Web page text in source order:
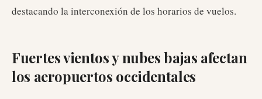
destacando la interconexión de los horarios de vuelos.
Fuertes vientos y nubes bajas afectan
los aeropuertos occidentales